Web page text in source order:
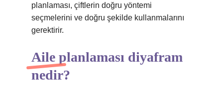
planlaması, çiftlerin doğru yöntemi
seçmelerini ve doğru şekilde kullanmalarını
gerektirir.
Aile planlaması diyafram
nedir?